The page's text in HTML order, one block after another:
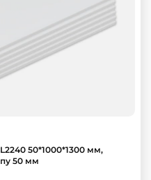
50*1000*1300 мм,
50 мм